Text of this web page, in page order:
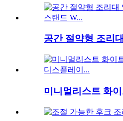
공간 절약형 조리
미니멀리스트 화